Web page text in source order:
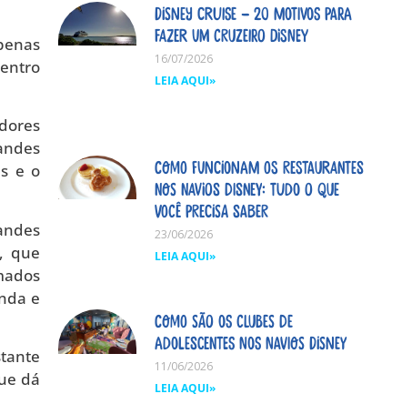
e o
que
e
dá
Disney Cruise – 20 motivos para
fazer um cruzeiro Disney
16/07/2026
LEIA AQUI»
Como funcionam os restaurantes
nos navios Disney: tudo o que
você precisa saber
23/06/2026
LEIA AQUI»
Como são os clubes de
adolescentes nos navios Disney
11/06/2026
LEIA AQUI»